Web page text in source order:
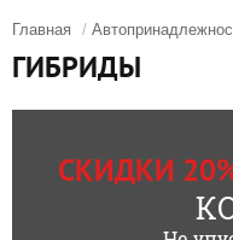
Главная /
ГИБРИДЫ
СКИДКИ